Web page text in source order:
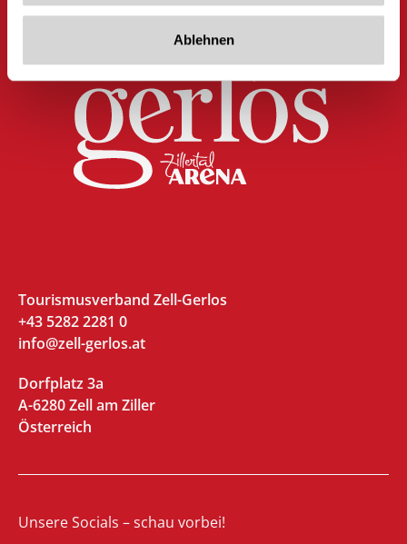
Ablehnen
Tourismusverband Zell-Gerlos
+43 5282 2281 0
info@zell-gerlos.at
Dorfplatz 3a
A-6280 Zell am Ziller
Österreich
Unsere Socials – schau vorbei!